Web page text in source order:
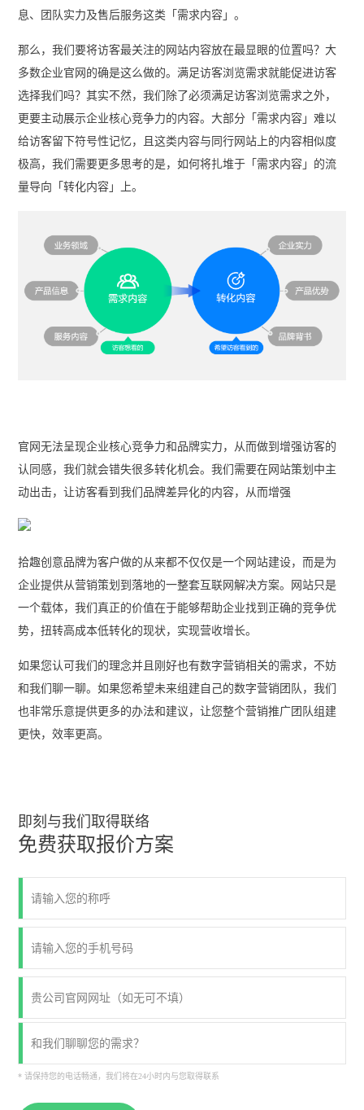
息、团队实力及售后服务这类「需求内容」。
那么，我们要将访客最关注的网站内容放在最显眼的位置吗？大
多数企业官网的确是这么做的。满足访客浏览需求就能促进访客
选择我们吗？其实不然，我们除了必须满足访客浏览需求之外，
更要主动展示企业核心竞争力的内容。大部分「需求内容」难以
给访客留下符号性记忆，且这类内容与同行网站上的内容相似度
极高，我们需要更多思考的是，如何将扎堆于「需求内容」的流
量导向「转化内容」上。
官网无法呈现企业核心竞争力和品牌实力，从而做到增强访客的
认同感，我们就会错失很多转化机会。我们需要在网站策划中主
动出击，让访客看到我们品牌差异化的内容，从而增强
拾趣创意品牌为客户做的从来都不仅仅是一个网站建设，而是为
企业提供从营销策划到落地的一整套互联网解决方案。网站只是
一个载体，我们真正的价值在于能够帮助企业找到正确的竞争优
势，扭转高成本低转化的现状，实现营收增长。
如果您认可我们的理念并且刚好也有数字营销相关的需求，不妨
和我们聊一聊。如果您希望未来组建自己的数字营销团队，我们
也非常乐意提供更多的办法和建议，让您整个营销推广团队组建
更快，效率更高。
即刻与我们取得联络
免费获取报价方案
* 请保持您的电话畅通，我们将在24小时内与您取得联系